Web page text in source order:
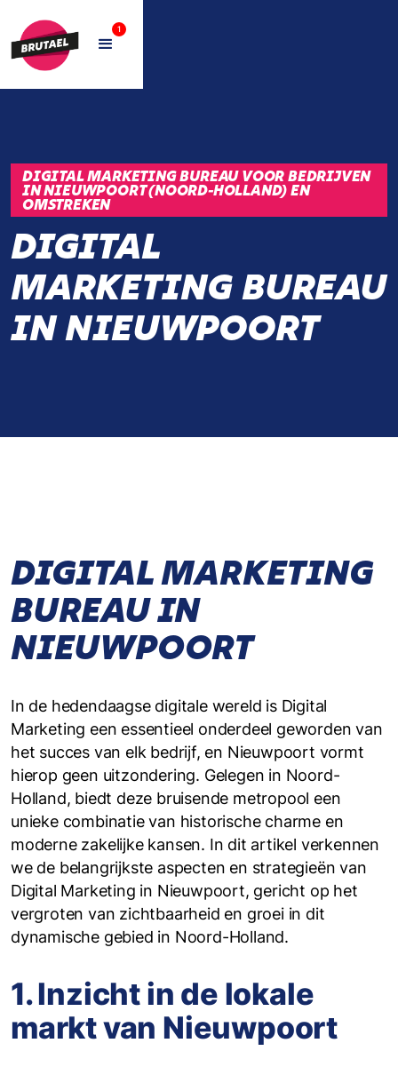
1
DIGITAL MARKETING BUREAU VOOR BEDRIJVEN
IN NIEUWPOORT (NOORD-HOLLAND) EN
OMSTREKEN
DIGITAL
MARKETING BUREAU
IN NIEUWPOORT
DIGITAL MARKETING
BUREAU IN
NIEUWPOORT
In de hedendaagse digitale wereld is Digital
Marketing een essentieel onderdeel geworden van
het succes van elk bedrijf, en Nieuwpoort vormt
hierop geen uitzondering. Gelegen in Noord-
Holland, biedt deze bruisende metropool een
unieke combinatie van historische charme en
moderne zakelijke kansen. In dit artikel verkennen
we de belangrijkste aspecten en strategieën van
Digital Marketing in Nieuwpoort, gericht op het
vergroten van zichtbaarheid en groei in dit
dynamische gebied in Noord-Holland.
1. Inzicht in de lokale
markt van Nieuwpoort